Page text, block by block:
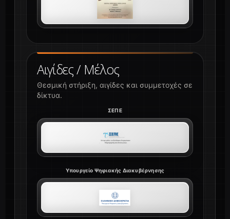
Αιγίδες / Μέλος
Θεσμική στήριξη, αιγίδες και συμμετοχές σε
δίκτυα.
ΣΕΠΕ
Υπουργείο Ψηφιακής Διακυβέρνησης